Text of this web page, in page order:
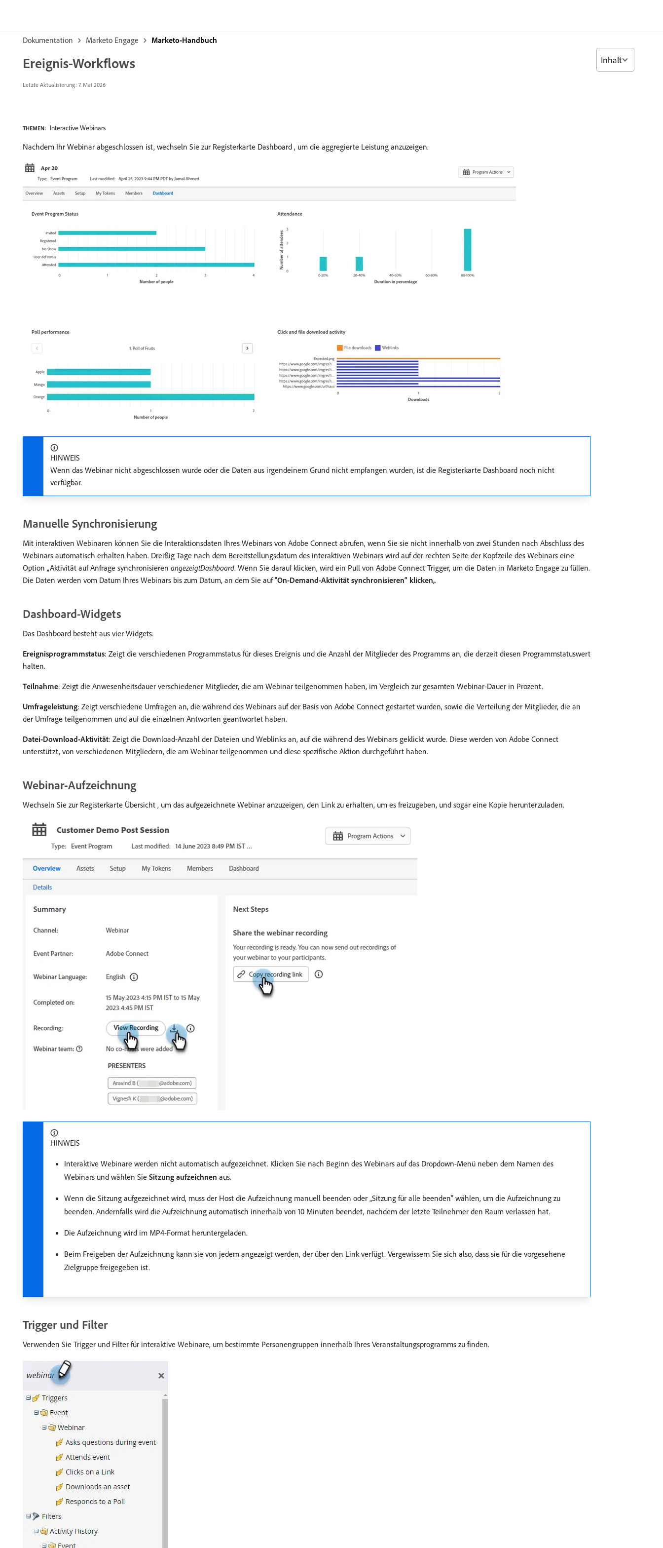
Dokumentation Marketo Engage Marketo-Handbuch
Ereignis-Workflows
Letzte Aktualisierung: 7. Mai 2026
THEMEN: Interactive Webinars
Nachdem Ihr Webinar abgeschlossen ist, wechseln Sie zur Registerkarte Dashboard , um die aggregierte Leistung anzuzeigen.
HINWEIS
Wenn das Webinar nicht abgeschlossen wurde oder die Daten aus irgendeinem Grund nicht empfangen wurden, ist die Registerkarte Dashboard noch nicht
verfügbar.
Manuelle Synchronisierung
Mit interaktiven Webinaren können Sie die Interaktionsdaten Ihres Webinars von Adobe Connect abrufen, wenn Sie sie nicht innerhalb von zwei Stunden nach Abschluss des
Webinars automatisch erhalten haben. Dreißig Tage nach dem Bereitstellungsdatum des interaktiven Webinars wird auf der rechten Seite der Kopfzeile des Webinars eine
Option „Aktivität auf Anfrage synchronisieren angezeigtDashboard. Wenn Sie darauf klicken, wird ein Pull von Adobe Connect Trigger, um die Daten in Marketo Engage zu füllen.
Die Daten werden vom Datum Ihres Webinars bis zum Datum, an dem Sie auf "On-Demand-Aktivität synchronisieren“ klicken,.
Dashboard-Widgets
Das Dashboard besteht aus vier Widgets.
Ereignisprogrammstatus: Zeigt die verschiedenen Programmstatus für dieses Ereignis und die Anzahl der Mitglieder des Programms an, die derzeit diesen Programmstatuswert
halten.
Teilnahme: Zeigt die Anwesenheitsdauer verschiedener Mitglieder, die am Webinar teilgenommen haben, im Vergleich zur gesamten Webinar-Dauer in Prozent.
Umfrageleistung: Zeigt verschiedene Umfragen an, die während des Webinars auf der Basis von Adobe Connect gestartet wurden, sowie die Verteilung der Mitglieder, die an
der Umfrage teilgenommen und auf die einzelnen Antworten geantwortet haben.
Datei-Download-Aktivität: Zeigt die Download-Anzahl der Dateien und Weblinks an, auf die während des Webinars geklickt wurde. Diese werden von Adobe Connect
unterstützt, von verschiedenen Mitgliedern, die am Webinar teilgenommen und diese spezifische Aktion durchgeführt haben.
Webinar-Aufzeichnung
Wechseln Sie zur Registerkarte Übersicht , um das aufgezeichnete Webinar anzuzeigen, den Link zu erhalten, um es freizugeben, und sogar eine Kopie herunterzuladen.
HINWEIS
Interaktive Webinare werden nicht automatisch aufgezeichnet. Klicken Sie nach Beginn des Webinars auf das Dropdown-Menü neben dem Namen des
Webinars und wählen Sie Sitzung aufzeichnen aus.
Wenn die Sitzung aufgezeichnet wird, muss der Host die Aufzeichnung manuell beenden oder „Sitzung für alle beenden“ wählen, um die Aufzeichnung zu
beenden. Andernfalls wird die Aufzeichnung automatisch innerhalb von 10 Minuten beendet, nachdem der letzte Teilnehmer den Raum verlassen hat.
Die Aufzeichnung wird im MP4-Format heruntergeladen.
Beim Freigeben der Aufzeichnung kann sie von jedem angezeigt werden, der über den Link verfügt. Vergewissern Sie sich also, dass sie für die vorgesehene
Zielgruppe freigegeben ist.
Trigger und Filter
Verwenden Sie Trigger und Filter für interaktive Webinare, um bestimmte Personengruppen innerhalb Ihres Veranstaltungsprogramms zu finden.
Inhalt